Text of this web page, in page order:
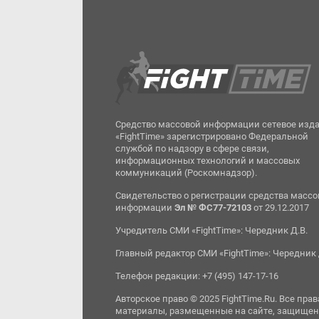
Средство массовой информации сетевое
«FightTime» зарегистрировано Федеральной
службой по надзору в сфере связи,
информационных технологий и массовых
коммуникаций (Роскомнадзор).
Свидетельство о регистрации средства
информацииЭл № ФС77-72103 от 29.12.2017
Учредитель СМИ «FightTime»: Чередник Д.В.
Главный редактор СМИ «FightTime»: Чередник
Телефон редакции: +7 (495) 147-17-16
Авторское право © 2025 FightTime.Ru. Все
материалы, размещенные на сайте,